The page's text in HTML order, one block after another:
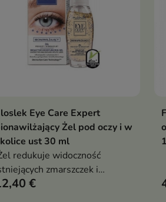
Pokaż szczegóły
Eye Care Expert
Żel pod oczy i w
ust 30 ml
redukuje widoczność
zmarszczek i
skłonność skóry do
€